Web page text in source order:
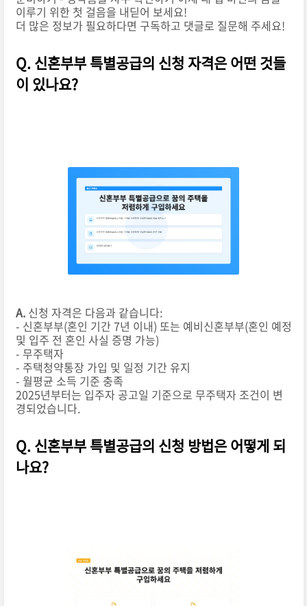
이루기 위한 첫 걸음을 내딛어 보세요!
더 많은 정보가 필요하다면 구독하고 댓글로 질문해 주세요!
Q. 신혼부부 특별공급의 신청 자격은 어떤 것들
이 있나요?
A.신청 자격은 다음과 같습니다:
- 신혼부부(혼인 기간 7년 이내) 또는 예비신혼부부(혼인 예정
및 입주 전 혼인 사실 증명 가능)
- 무주택자
- 주택청약통장 가입 및 일정 기간 유지
- 월평균 소득 기준 충족
2025년부터는 입주자 공고일 기준으로 무주택자 조건이 변
경되었습니다.
Q. 신혼부부 특별공급의 신청 방법은 어떻게 되
나요?